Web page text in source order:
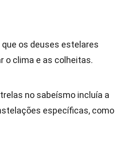
os deuses estelares
o clima e as colheitas.
no sabeísmo incluía a
específicas, como